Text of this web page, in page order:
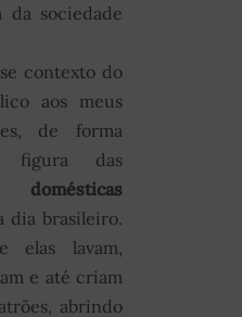
da sociedade
contexto do
aos meus
de forma
figura das
domésticas
dia brasileiro.
elas lavam,
e até criam
abrindo